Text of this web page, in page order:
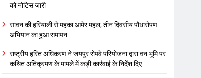
को नोटिस जारी
सावन की हरियाली से महका आमेर महल, तीन दिवसीय पौधारोपण
अभियान का हुआ समापन
राष्ट्रीय हरित अधिकरण ने जयपुर रोपवे परियोजना द्वारा वन भूमि पर
कथित अतिक्रमण के मामले में कड़ी कार्रवाई के निर्देश दिए